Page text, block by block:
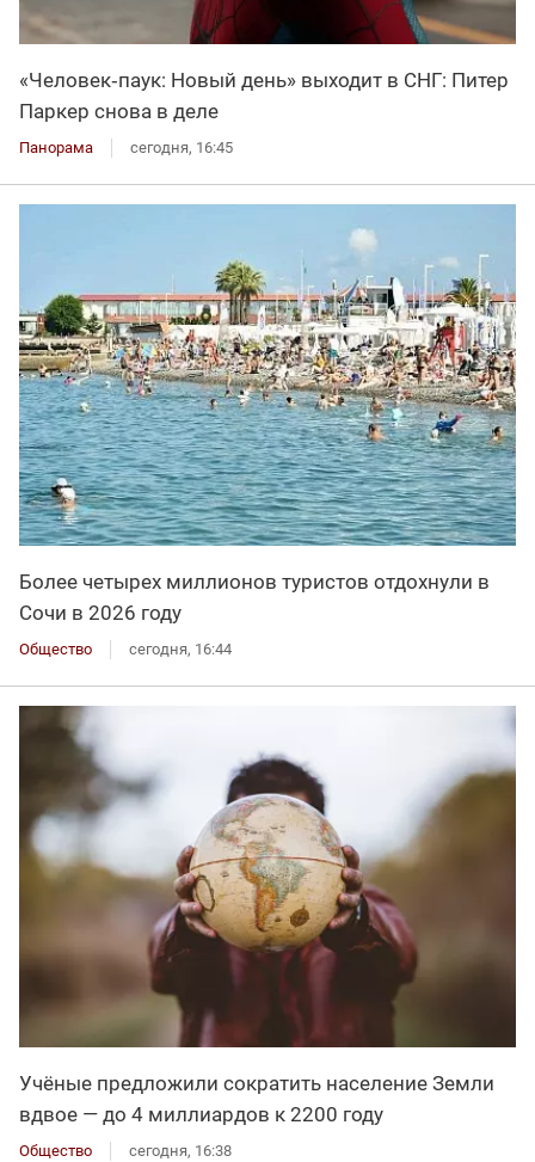
«Человек‑паук: Новый день» выходит в СНГ: Питер
Паркер снова в деле
Панорама сегодня, 16:45
Более четырех миллионов туристов отдохнули в
Сочи в 2026 году
Общество сегодня, 16:44
Учёные предложили сократить население Земли
вдвое — до 4 миллиардов к 2200 году
Общество сегодня, 16:38